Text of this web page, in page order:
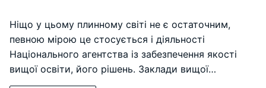
Ніщо у цьому плинному світі не є остаточним,
певною мірою це стосується і діяльності
Національного агентства із забезпечення якості
вищої освіти, його рішень. Заклади вищої…